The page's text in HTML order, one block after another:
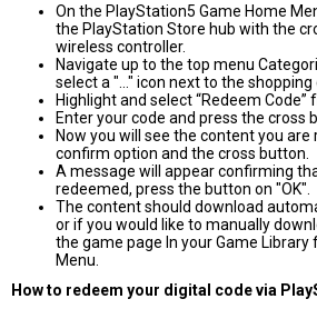
On the PlayStation5 Game Home
the PlayStation Store hub with the
wireless controller.
Navigate up to the top menu
select a "..." icon next to the shopping
Highlight and select “Redeem Code”
Enter your code and press the cross
Now you will see the content you are
confirm option and the cross button.
A message will appear confirming
redeemed, press the button on "OK".
The content should download
or if you would like to manually
the game page In your Game
Menu.
How to redeem your digital code via